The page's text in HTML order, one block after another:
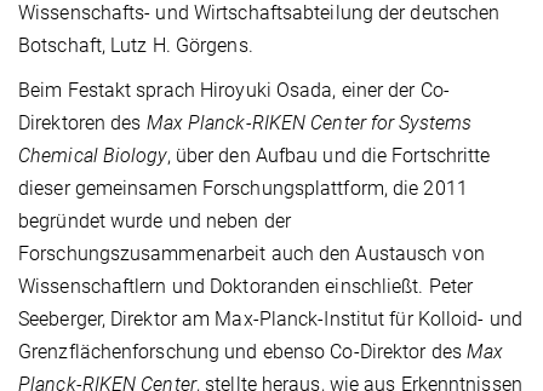
Wissenschafts- und Wirtschaftsabteilung der deutschen
Botschaft, Lutz H. Görgens.
Beim Festakt sprach Hiroyuki Osada, einer der Co-
Direktoren des Max Planck-RIKEN Center for Systems
Chemical Biology, über den Aufbau und die Fortschritte
dieser gemeinsamen Forschungsplattform, die 2011
begründet wurde und neben der
Forschungszusammenarbeit auch den Austausch von
Wissenschaftlern und Doktoranden einschließt. Peter
Seeberger, Direktor am Max-Planck-Institut für Kolloid- und
Grenzflächenforschung und ebenso Co-Direktor des Max
Planck-RIKEN Center, stellte heraus, wie aus Erkenntnissen